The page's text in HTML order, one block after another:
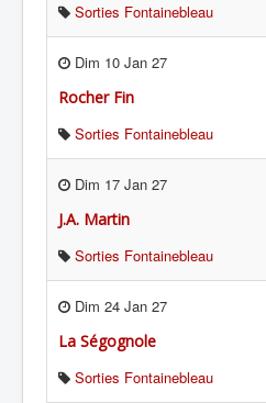
Sorties Fontainebleau
Dim 10 Jan 27
Rocher Fin
Sorties Fontainebleau
Dim 17 Jan 27
J.A. Martin
Sorties Fontainebleau
Dim 24 Jan 27
La Ségognole
Sorties Fontainebleau